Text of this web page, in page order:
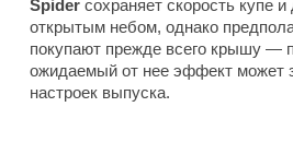
Spider сохраняет скорость купе
открытым небом, однако
покупают прежде всего крышу —
ожидаемый от нее эффект может
настроек выпуска.